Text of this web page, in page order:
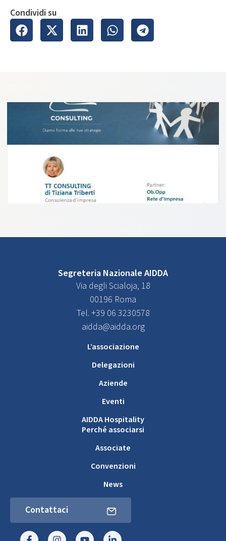
Condividi su
Segreteria Nazionale AIDDA
Via degli Scialoja, 18
00196 Roma
Tel. +39 06 3230578
aidda@aidda.org
L’associazione
Delegazioni
Aziende
Eventi
AIDDA Hospitality
Perché associarsi
Associate
Convenzioni
News
Contattaci